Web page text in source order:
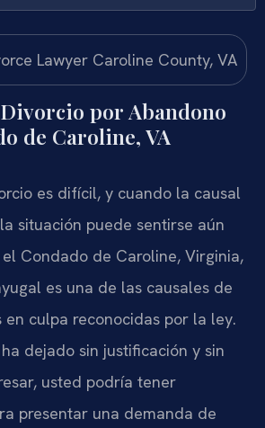
por Abandono
de Caroline, VA
es difícil, y cuando la causal
situación puede sentirse aún
Condado de Caroline, Virginia,
es una de las causales de
en culpa reconocidas por la ley.
dejado sin justificación y sin
usted podría tener
presentar una demanda de